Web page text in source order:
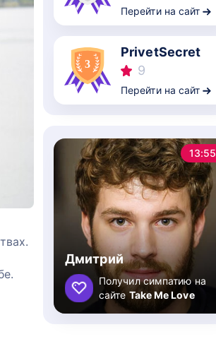
Перейти на сайт
PrivetSecret
9
Перейти на сайт
13:55
Дмитрий
Получил симпатию на
сайтеTake Me Love